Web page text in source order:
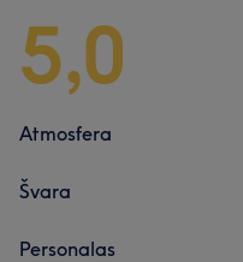
5,0
Atmosfera
Švara
Personalas